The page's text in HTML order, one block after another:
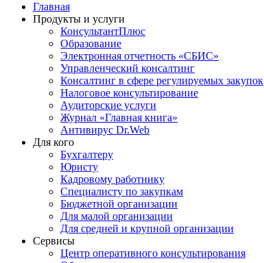
Главная
Продукты и услуги
КонсультантПлюс
Образование
Электронная отчетность «СБИС»
Управленческий консалтинг
Консалтинг в сфере регулируемых закупок
Налоговое консультирование
Аудиторские услуги
Журнал «Главная книга»
Антивирус Dr.Web
Для кого
Бухгалтеру
Юристу
Кадровому работнику
Специалисту по закупкам
Бюджетной организации
Для малой организации
Для средней и крупной организации
Сервисы
Центр оперативного консультирования